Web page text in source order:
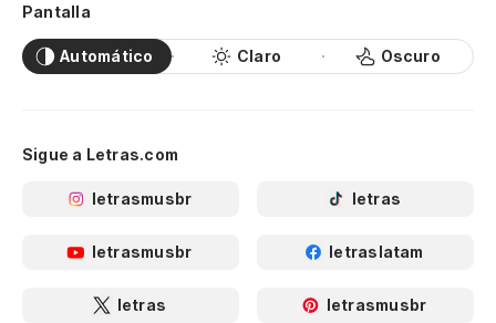
Pantalla
Automático Claro Oscuro
Sigue a Letras.com
letrasmusbr letras
letrasmusbr letraslatam
letras letrasmusbr